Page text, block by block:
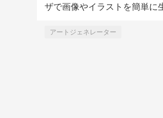
ザで画像やイラストを簡単に
アートジェネレーター